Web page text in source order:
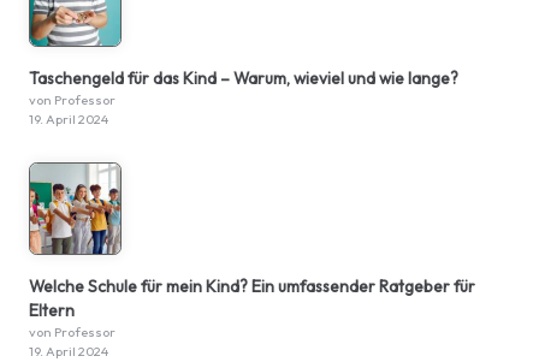
Taschengeld für das Kind – Warum, wieviel und wie lange?
von Professor
19. April 2024
Welche Schule für mein Kind? Ein umfassender Ratgeber für
Eltern
von Professor
19. April 2024